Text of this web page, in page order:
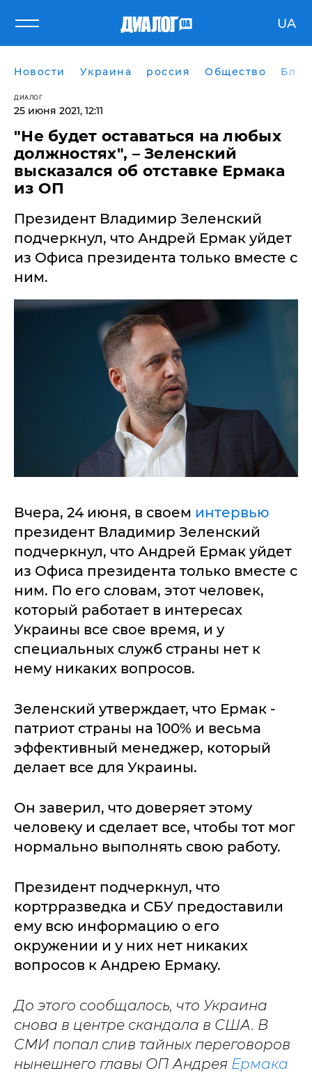
UA
Новости Украина россия Общество
ДИАЛОГ
25 июня 2021, 12:11
"Не будет оставаться на любых
должностях", – Зеленский
высказался об отставке Ермака
из ОП
Президент Владимир Зеленский
подчеркнул, что Андрей Ермак уйдет
из Офиса президента только вместе с
ним.
Вчера, 24 июня, в своем интервью
президент Владимир Зеленский
подчеркнул, что Андрей Ермак уйдет
из Офиса президента только вместе с
ним. По его словам, этот человек,
который работает в интересах
Украины все свое время, и у
специальных служб страны нет к
нему никаких вопросов.
Зеленский утверждает, что Ермак -
патриот страны на 100% и весьма
эффективный менеджер, который
делает все для Украины.
Он заверил, что доверяет этому
человеку и сделает все, чтобы тот мог
нормально выполнять свою работу.
Президент подчеркнул, что
кортрразведка и СБУ предоставили
ему всю информацию о его
окружении и у них нет никаких
вопросов к Андрею Ермаку.
До этого сообщалось, что Украина
снова в центре скандала в США. В
СМИ попал слив тайных переговоров
нынешнего главы ОП Андрея Ермака